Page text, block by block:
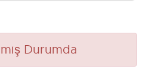
Durumda